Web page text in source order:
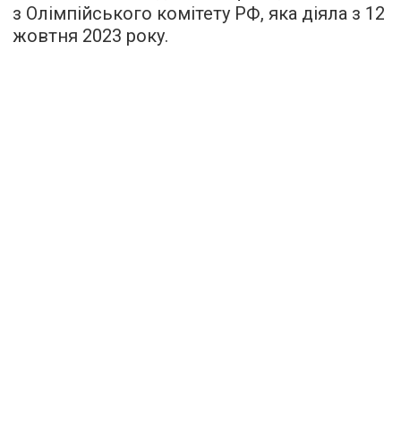
з Олімпійського комітету РФ, яка діяла з 12
жовтня 2023 року.